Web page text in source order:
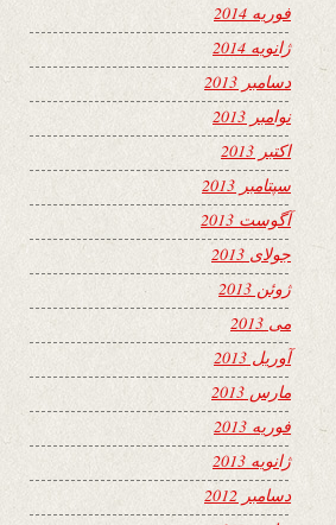
فوریه 2014
ژانویه 2014
دسامبر 2013
نوامبر 2013
اکتبر 2013
سپتامبر 2013
آگوست 2013
جولای 2013
ژوئن 2013
می 2013
آوریل 2013
مارس 2013
فوریه 2013
ژانویه 2013
دسامبر 2012